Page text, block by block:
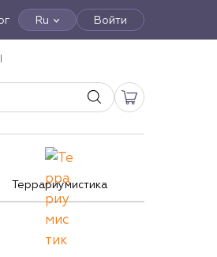
Ru Войти
Террариумистика